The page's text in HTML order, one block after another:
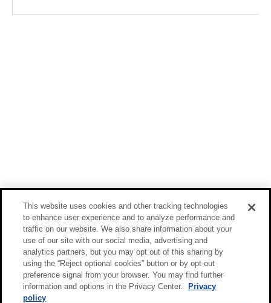
This website uses cookies and other tracking technologies
to enhance user experience and to analyze performance and
traffic on our website. We also share information about your
use of our site with our social media, advertising and
analytics partners, but you may opt out of this sharing by
using the “Reject optional cookies” button or by opt-out
preference signal from your browser. You may find further
information and options in the Privacy Center.
Privacy
policy